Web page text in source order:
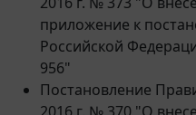
приложение к
Российской
956"
Постановление
2016 г. № 370 "О